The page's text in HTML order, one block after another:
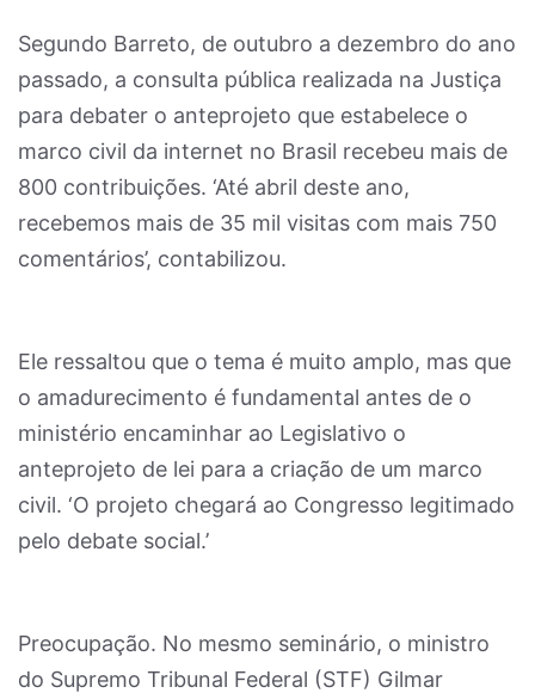
Segundo Barreto, de outubro a dezembro do ano
passado, a consulta pública realizada na Justiça
para debater o anteprojeto que estabelece o
marco civil da internet no Brasil recebeu mais de
800 contribuições. ‘Até abril deste ano,
recebemos mais de 35 mil visitas com mais 750
comentários’, contabilizou.
Ele ressaltou que o tema é muito amplo, mas que
o amadurecimento é fundamental antes de o
ministério encaminhar ao Legislativo o
anteprojeto de lei para a criação de um marco
civil. ‘O projeto chegará ao Congresso legitimado
pelo debate social.’
Preocupação. No mesmo seminário, o ministro
do Supremo Tribunal Federal (STF) Gilmar